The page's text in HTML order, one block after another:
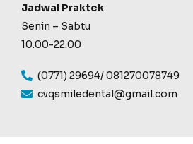
Jadwal Praktek
Senin – Sabtu
10.00-22.00
(0771) 29694/ 081270078749
cvqsmiledental@gmail.com